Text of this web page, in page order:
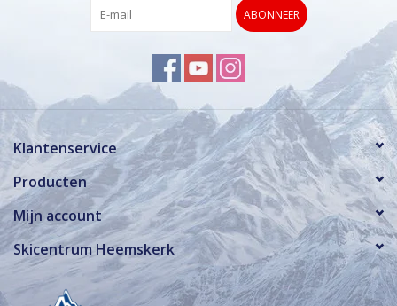
ABONNEER
Klantenservice
Producten
Mijn account
Skicentrum Heemskerk